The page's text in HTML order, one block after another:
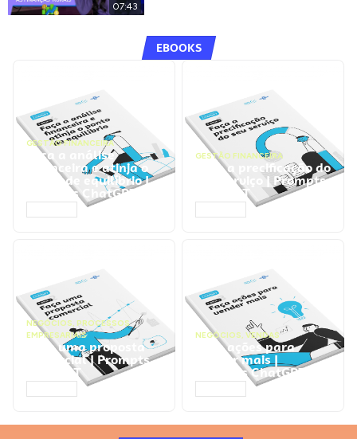
07:43
EBOOKS
GESTÃO FINANCEIRA
Faça a análise
financeira e atinja o
ponto de equilíbrio |
Prompts ChatGPT
GESTÃO FINANCEIRA
Faça a precificação do
seu serviço | Prompts
ChatGPT
NEGÓCIOS, PROCESSOS
EMPRESARIAIS
Faça uma proposta
comercial | Prompts
ChatGPT
NEGÓCIOS, VENDAS
Faça ações para
vender mais |
Prompts ChatGPT